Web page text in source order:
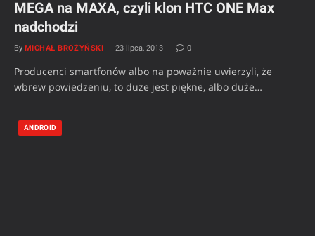
MEGA na MAXA, czyli klon HTC ONE Max
nadchodzi
By MICHAŁ BROŻYŃSKI 23 lipca, 2013 0
Producenci smartfonów albo na poważnie uwierzyli, że
wbrew powiedzeniu, to duże jest piękne, albo duże…
ANDROID